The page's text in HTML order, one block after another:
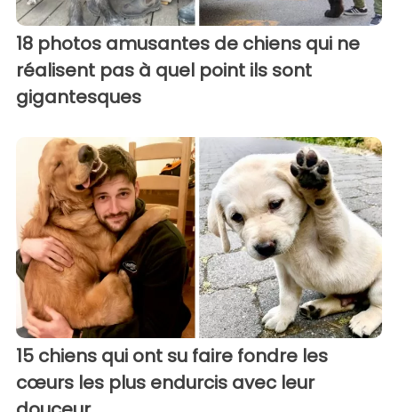
18 photos amusantes de chiens qui ne
réalisent pas à quel point ils sont
gigantesques
15 chiens qui ont su faire fondre les
cœurs les plus endurcis avec leur